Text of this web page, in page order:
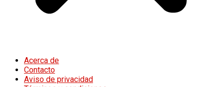
Acerca de
Contacto
Aviso de privacidad